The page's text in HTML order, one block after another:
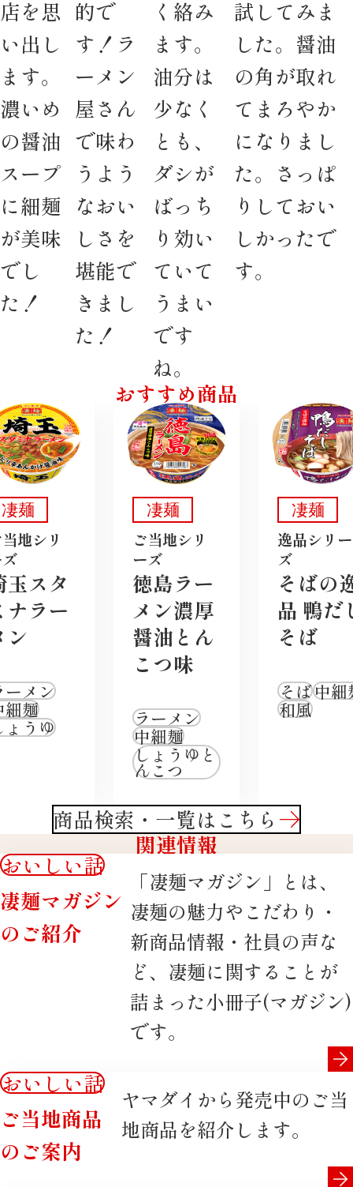
店を思
い出し
ます。
濃いめ
の醤油
スープ
に細麺
が美味
でし
た！
的で
す！ラ
ーメン
屋さん
で味わ
うよう
なおい
しさを
堪能で
きまし
た！
く絡み
ます。
油分は
少なく
とも、
ダシが
ばっち
り効い
ていて
うまい
です
ね。
試してみま
した。醤油
の角が取れ
てまろやか
になりまし
た。さっぱ
りしておい
しかったで
す。
おすすめ商品
凄麺
地シリ
玉スタ
ナラー
ン
ーメン
細麺
ょうゆ
凄麺
ご当地シリ
ーズ
徳島ラー
メン濃厚
醤油とん
こつ味
ラーメン
中細麺
しょうゆと
んこつ
凄麺
逸品シリー
ズ
そばの
品 鴨だ
そば
そば中細
和風
商品検索・一覧はこちら
関連情報
おいしい話
凄麺マガジン
のご紹介
「凄麺マガジン」とは、
凄麺の魅力やこだわり・
新商品情報・社員の声な
ど、凄麺に関することが
詰まった小冊子(マガジン)
です。
おいしい話
ご当地商品
のご案内
ヤマダイから発売中のご当
地商品を紹介します。